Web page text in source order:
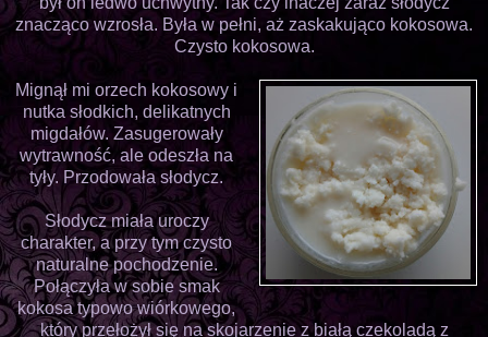
znacząco wzrosła. Była w pełni, aż zaskakująco kokosowa.
Czysto kokosowa.
Mignął mi orzech kokosowy i
nutka słodkich, delikatnych
migdałów. Zasugerowały
wytrawność, ale odeszła na
tyły. Przodowała słodycz.
Słodycz miała uroczy
charakter, a przy tym czysto
naturalne pochodzenie.
Połączyła w sobie smak
kokosa typowo wiórkowego,
który przełożył się na skojarzenie z białą czekoladą z